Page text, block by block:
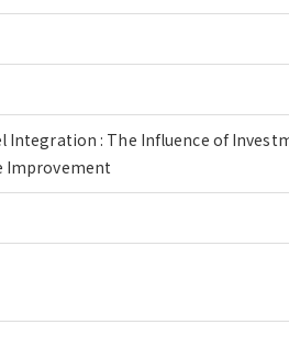
Integration : The Influence of
Improvement